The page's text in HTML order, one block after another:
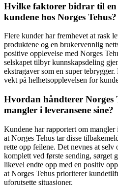
Hvilke faktorer bidrar til en
kundene hos Norges Tehus?
Flere kunder har fremhevet at rask
produktene og en brukervennlig
positive opplevelse med Norges
selskapet tilbyr kunnskapsdeling
ekstragaver som en super
vekt på helhetsopplevelsen for
Hvordan håndterer Norges
mangler i leveransene sine?
Kundene har rapportert om mangler
at Norges Tehus tar disse
rette opp feilene. Det nevnes at
komplett ved første sending, sørget
likevel endte opp med en positiv
at Norges Tehus prioriterer
uforutsette situasjoner.